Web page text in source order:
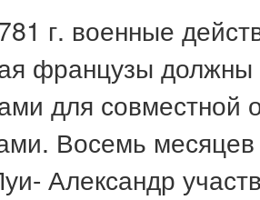
г. военные
французы должны
для совместной
Восемь
Александр